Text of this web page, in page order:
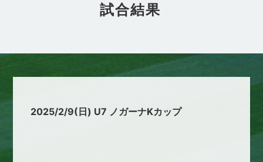
試合結果
2025/2/9(日) U7 ノガーナKカップ